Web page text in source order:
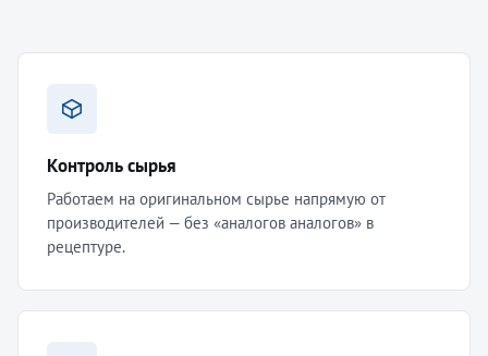
Контроль сырья
Работаем на оригинальном сырье напрямую от
производителей — без «аналогов аналогов» в
рецептуре.